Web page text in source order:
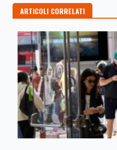
ARTICOLI CORRELATI